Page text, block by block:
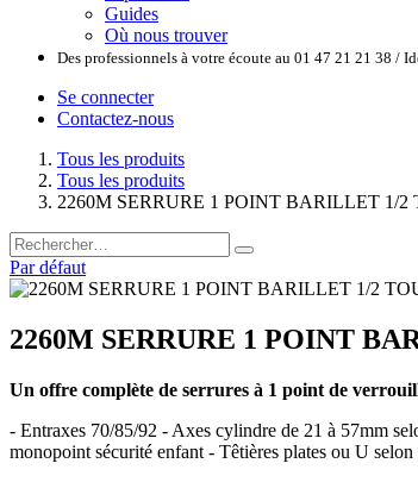
Guides
Où nous trouver
Des professionnels à votre écoute au 01 47 21 21 38 /
Se connecter
Contactez-nous
Tous les produits
Tous les produits
2260M SERRURE 1 POINT BARILLET 1/
Par défaut
2260M SERRURE 1 POINT
Un offre complète de serrures à 1 point de
- Entraxes 70/85/92 - Axes cylindre de 21 à 57mm
monopoint sécurité enfant - Têtières plates ou U selon